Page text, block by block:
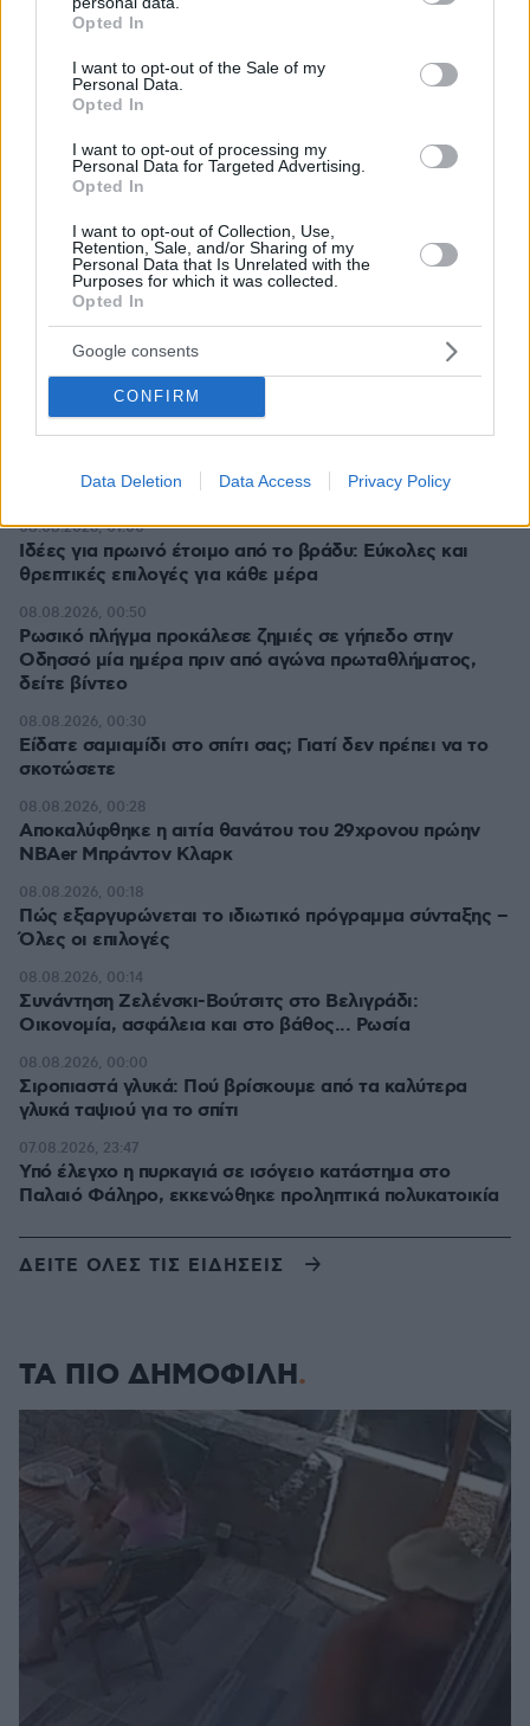
grant or deny consent to Google and its third-party tags to
use your data for below specified purposes in below Google
consent section.
Opted In
I want to opt-out of the Sale of my
Personal Data.
Opted In
I want to opt-out of processing my
Personal Data for Targeted Advertising.
Opted In
I want to opt-out of Collection, Use,
Retention, Sale, and/or Sharing of my
Personal Data that Is Unrelated with the
Purposes for which it was collected.
Opted In
Google consents
CONFIRM
Data Deletion Data Access Privacy Policy
Ανοίγει την Δευτέρα το νέο Ανακαινίζω, επιδότηση έως
11.06.2026, 11:26
ΡΟΗ ΕΙΔΗΣΕΩΝ
Ειδήσεις Δημοφιλή
Αποκαλύψεις Telegraph για τον Ινφαντίνο: Η εξαψήφια
αποζημίωση σε πρώην εργαζόμενη της UEFA και η
φερόμενη σχέση τους
Ρωσία για το drone με εκρηκτικά σε γερμανικό
αεροδρόμιο: «Βιαστικά στημένη προβοκάτσια»
Ιδέες για πρωινό έτοιμο από το βράδυ: Εύκολες και
θρεπτικές επιλογές για κάθε μέρα
08.08.2026, 01:00
Ρωσικό πλήγμα προκάλεσε ζημιές σε γήπεδο στην
Οδησσό μία ημέρα πριν από αγώνα πρωταθλήματος,
δείτε βίντεο
08.08.2026, 00:50
Είδατε σαμιαμίδι στο σπίτι σας; Γιατί δεν πρέπει να το
σκοτώσετε
08.08.2026, 00:30
Αποκαλύφθηκε η αιτία θανάτου του 29χρονου πρώην
NBAer Μπράντον Κλαρκ
08.08.2026, 00:28
Πώς εξαργυρώνεται το ιδιωτικό πρόγραμμα σύνταξης –
Όλες οι επιλογές
08.08.2026, 00:18
Συνάντηση Ζελένσκι-Βούτσιτς στο Βελιγράδι:
Οικονομία, ασφάλεια και στο βάθος... Ρωσία
08.08.2026, 00:14
Σιροπιαστά γλυκά: Πού βρίσκουμε από τα καλύτερα
γλυκά ταψιού για το σπίτι
08.08.2026, 00:00
Υπό έλεγχο η πυρκαγιά σε ισόγειο κατάστημα στο
Παλαιό Φάληρο, εκκενώθηκε προληπτικά πολυκατοικία
07.08.2026, 23:47
ΔΕΙΤΕ ΟΛΕΣ ΤΙΣ ΕΙΔΗΣΕΙΣ
ΤΑ ΠΙΟ ΔΗΜΟΦΙΛΗ